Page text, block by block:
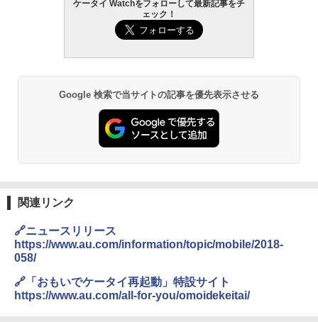
ケータイ Watchをフォローして最新記事をチ
ェック！
Google 検索で当サイトの記事を優先表示させる
関連リンク
🔗ニュースリリース
https://www.au.com/information/topic/mobile/2018-
058/
🔗「おもいでケータイ再起動」特設サイト
https://www.au.com/all-for-you/omoidekeitai/